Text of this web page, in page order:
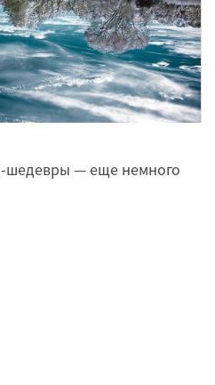
шедевры — еще немного